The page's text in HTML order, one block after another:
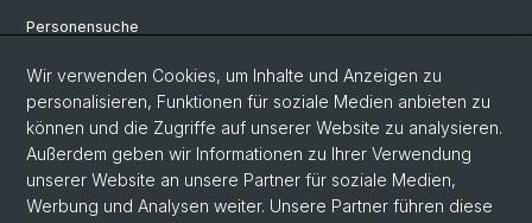
Personensuche
Personeninfo
Professur für Osteuropäische Geschichte
Fachbereich Slavistik
FAQ
Wir verwenden Cookies, um Inhalte und Anzeigen zu
personalisieren, Funktionen für soziale Medien anbieten zu
können und die Zugriffe auf unserer Website zu analysieren.
Außerdem geben wir Informationen zu Ihrer Verwendung
unserer Website an unsere Partner für soziale Medien,
Werbung und Analysen weiter. Unsere Partner führen diese